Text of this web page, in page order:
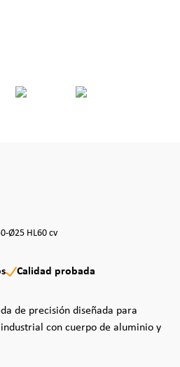
Ø25 HL60 cv
Calidad probada
de precisión diseñada para
con cuerpo de aluminio y